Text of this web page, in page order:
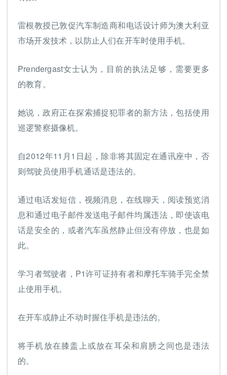
雷根教授已敦促汽车制造商和电话设计师为澳大利亚
市场开发技术，以防止人们在开车时使用手机。
Prendergast女士认为，目前的执法足够，需要更多
的教育。
她说，政府正在探索捕捉犯罪者的新方法，包括使用
巡逻警察摄像机。
自2012年11月1日起，除非将其固定在通讯座中，否
则驾驶员使用手机通话是违法的。
通过电话发短信，视频消息，在线聊天，阅读预览消
息和通过电子邮件发送电子邮件均属违法，即使该电
话是安全的，或者汽车虽然静止但没有停放，也是如
此。
学习者驾驶者，P1许可证持有者和摩托车骑手完全禁
止使用手机。
在开车或静止不动时握住手机是违法的。
将手机放在膝盖上或放在耳朵和肩膀之间也是违法
的。